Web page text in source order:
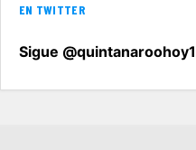
EN TWITTER
Sigue @quintanaroohoy1